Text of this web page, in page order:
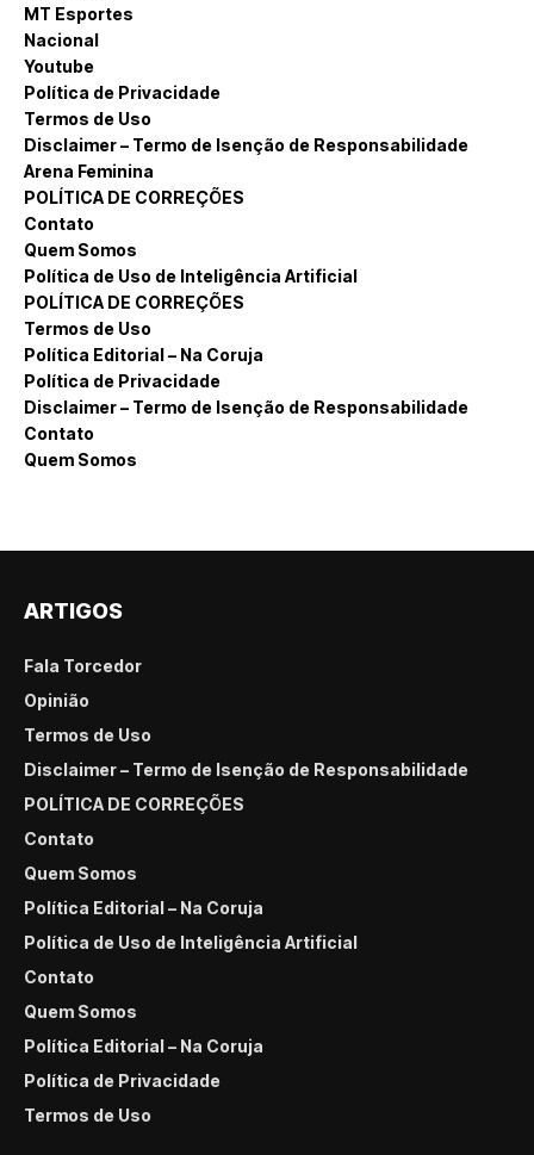
MT Esportes
Nacional
Youtube
Política de Privacidade
Termos de Uso
Disclaimer – Termo de Isenção de Responsabilidade
Arena Feminina
POLÍTICA DE CORREÇÕES
Contato
Quem Somos
Política de Uso de Inteligência Artificial
POLÍTICA DE CORREÇÕES
Termos de Uso
Política Editorial – Na Coruja
Política de Privacidade
Disclaimer – Termo de Isenção de Responsabilidade
Contato
Quem Somos
ARTIGOS
Fala Torcedor
Opinião
Termos de Uso
Disclaimer – Termo de Isenção de Responsabilidade
POLÍTICA DE CORREÇÕES
Contato
Quem Somos
Política Editorial – Na Coruja
Política de Uso de Inteligência Artificial
Contato
Quem Somos
Política Editorial – Na Coruja
Política de Privacidade
Termos de Uso